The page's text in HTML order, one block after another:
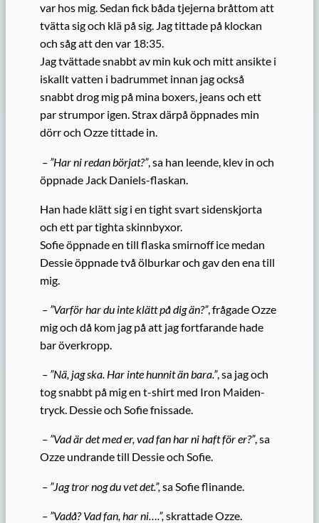
var hos mig. Sedan fick båda tjejerna bråttom att
tvätta sig och klä på sig. Jag tittade på klockan
och såg att den var 18:35.
Jag tvättade snabbt av min kuk och mitt ansikte i
iskallt vatten i badrummet innan jag också
snabbt drog mig på mina boxers, jeans och ett
par strumpor igen. Strax därpå öppnades min
dörr och Ozze tittade in.
– ”Har ni redan börjat?”, sa han leende, klev in och
öppnade Jack Daniels-flaskan.
Han hade klätt sig i en tight svart sidenskjorta
och ett par tighta skinnbyxor.
Sofie öppnade en till flaska smirnoff ice medan
Dessie öppnade två ölburkar och gav den ena till
mig.
– ”Varför har du inte klätt på dig än?”, frågade Ozze
mig och då kom jag på att jag fortfarande hade
bar överkropp.
– ”Nä, jag ska. Har inte hunnit än bara.”, sa jag och
tog snabbt på mig en t-shirt med Iron Maiden-
tryck. Dessie och Sofie fnissade.
– ”Vad är det med er, vad fan har ni haft för er?”, sa
Ozze undrande till Dessie och Sofie.
– ”Jag tror nog du vet det.”, sa Sofie flinande.
– ”Vadå? Vad fan, har ni….”, skrattade Ozze.